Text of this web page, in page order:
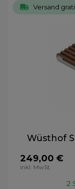
Versand
Wüsthof
249,00 €
inkl. MwSt.
2